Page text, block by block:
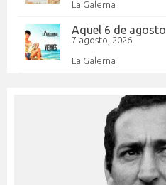
La Galerna
Aquel 6 de agosto
7 agosto, 2026
La Galerna